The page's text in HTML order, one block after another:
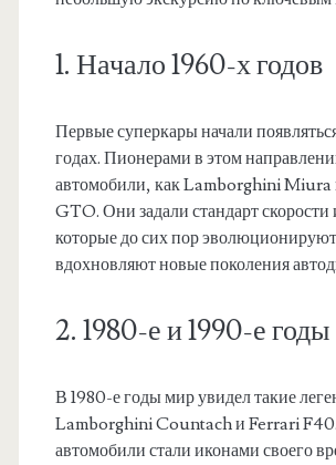
1. Начало 1960-х годов
Первые суперкары начали
годах. Пионерами в этом
автомобили, как Lamborghini Miura
GTO. Они задали стандарт скорости
которые до сих пор
вдохновляют новые поколения
2. 1980-е и 1990-е годы
В 1980-е годы мир увидел такие
Lamborghini Countach и Ferrari
автомобили стали иконами своего